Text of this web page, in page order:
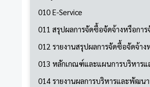
010 E-Service
011 สรุปผลการจัดซื้อจัดจ้างหรือกา
012 รายงานสรุปผลการจัดซื้อจัดจ้
013 หลักเกณฑ์และแผนการบริหาร
014 รายงานผลการบริหารและพัฒ